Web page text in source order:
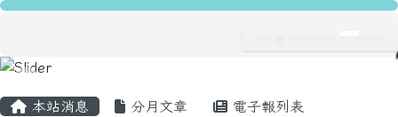
跳至主內容區
龍安國民小學
本站消息 分月文章 電子報列表